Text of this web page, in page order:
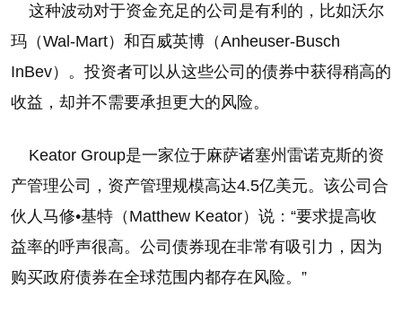
这种波动对于资金充足的公司是有利的，比如沃尔
玛（Wal-Mart）和百威英博（Anheuser-Busch
InBev）。投资者可以从这些公司的债券中获得稍高的
收益，却并不需要承担更大的风险。
Keator Group是一家位于麻萨诸塞州雷诺克斯的资
产管理公司，资产管理规模高达4.5亿美元。该公司合
伙人马修•基特（Matthew Keator）说：“要求提高收
益率的呼声很高。公司债券现在非常有吸引力，因为
购买政府债券在全球范围内都存在风险。”